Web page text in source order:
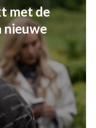
met de
nieuwe